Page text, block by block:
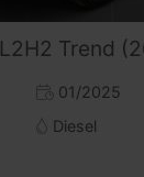
L2H2 Trend (2024) | Equilibrio
01/2025
Diesel